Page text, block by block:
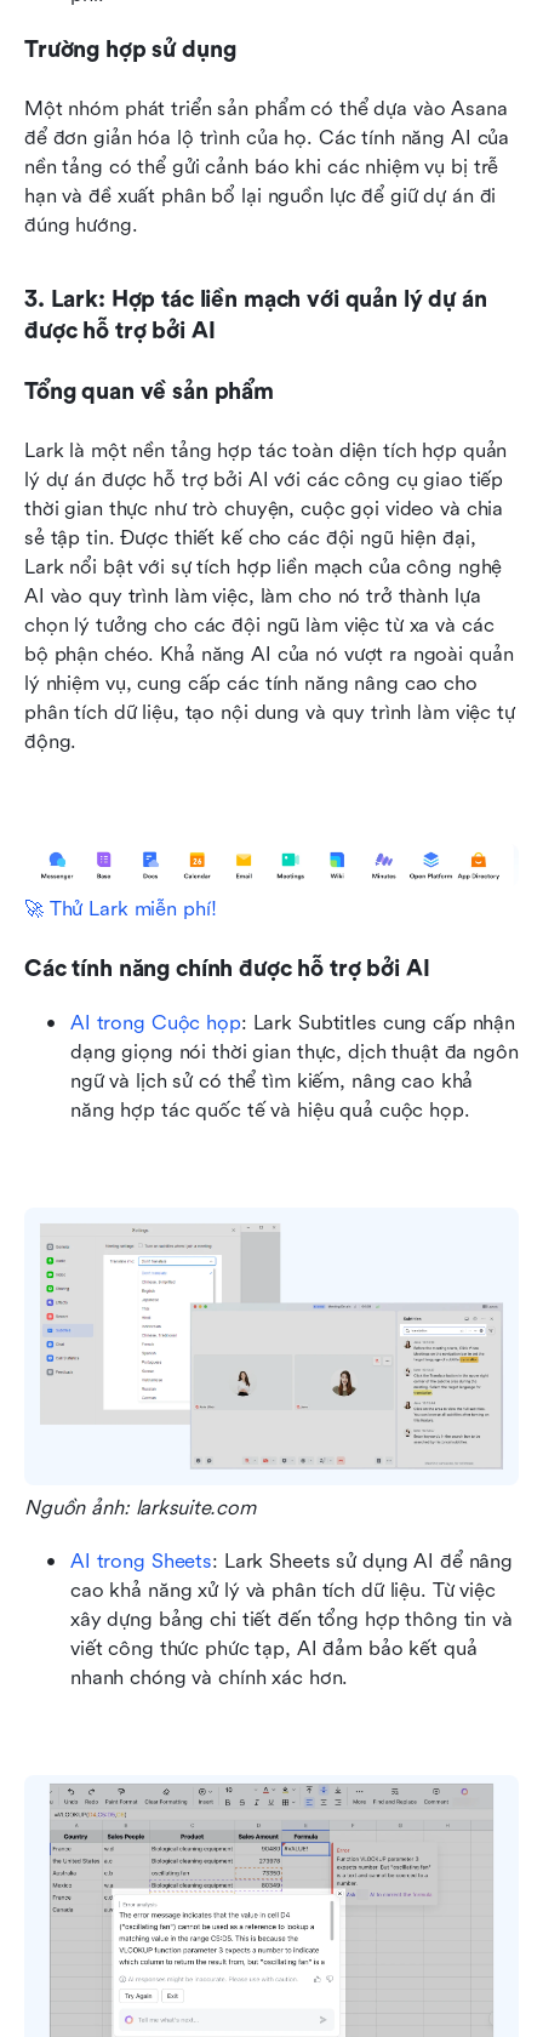
Trường hợp sử dụng
Một nhóm phát triển sản phẩm có thể dựa vào Asana
để đơn giản hóa lộ trình của họ. Các tính năng AI của
nền tảng có thể gửi cảnh báo khi các nhiệm vụ bị trễ
hạn và đề xuất phân bổ lại nguồn lực để giữ dự án đi
đúng hướng.
3. Lark: Hợp tác liền mạch với quản lý dự án
được hỗ trợ bởi AI
Tổng quan về sản phẩm
Lark là một nền tảng hợp tác toàn diện tích hợp quản
lý dự án được hỗ trợ bởi AI với các công cụ giao tiếp
thời gian thực như trò chuyện, cuộc gọi video và chia
sẻ tập tin. Được thiết kế cho các đội ngũ hiện đại,
Lark nổi bật với sự tích hợp liền mạch của công nghệ
AI vào quy trình làm việc, làm cho nó trở thành lựa
chọn lý tưởng cho các đội ngũ làm việc từ xa và các
bộ phận chéo. Khả năng AI của nó vượt ra ngoài quản
lý nhiệm vụ, cung cấp các tính năng nâng cao cho
phân tích dữ liệu, tạo nội dung và quy trình làm việc tự
động.
🚀 Thử Lark miễn phí!
Các tính năng chính được hỗ trợ bởi AI
AI trong Cuộc họp: Lark Subtitles cung cấp nhận
dạng giọng nói thời gian thực, dịch thuật đa ngôn
ngữ và lịch sử có thể tìm kiếm, nâng cao khả
năng hợp tác quốc tế và hiệu quả cuộc họp.
Nguồn ảnh: larksuite.com
AI trong Sheets: Lark Sheets sử dụng AI để nâng
cao khả năng xử lý và phân tích dữ liệu. Từ việc
xây dựng bảng chi tiết đến tổng hợp thông tin và
viết công thức phức tạp, AI đảm bảo kết quả
nhanh chóng và chính xác hơn.